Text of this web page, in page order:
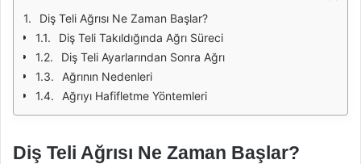
Diş Teli Ağrısı Ne Zaman Başlar?
Diş Teli Takıldığında Ağrı Süreci
Diş Teli Ayarlarından Sonra Ağrı
Ağrının Nedenleri
Ağrıyı Hafifletme Yöntemleri
Diş Teli Ağrısı Ne Zaman Başlar?